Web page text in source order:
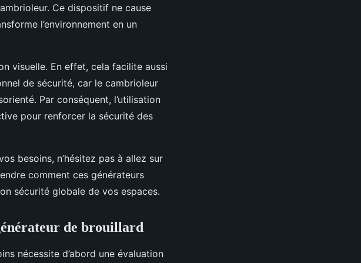
Ce dispositif ne cause
l’environnement en un
visuelle. En effet, cela facilite aussi
de sécurité, car le cambrioleur
Par conséquent, l’utilisation
pour renforcer la sécurité des
besoins, n’hésitez pas à allez sur
comment ces générateurs
sécurité globale de vos espaces.
de brouillard
nécessite d’abord une évaluation